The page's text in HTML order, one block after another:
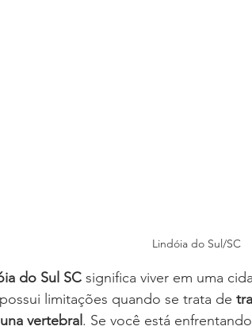
Lindóia do Sul/SC
do Sul SC significa viver em uma
limitações quando se trata de
vertebral . Se você está enfrentando